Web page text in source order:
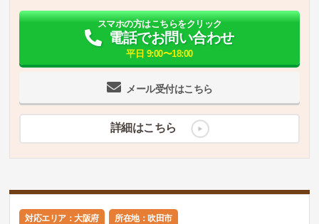
メール受付はこちら
スマホの方はこちらをクリック
電話でお問い合わせ
平日 9:00〜18:00
詳細はこちら
対応エリア：大阪府 所在地：吹田市